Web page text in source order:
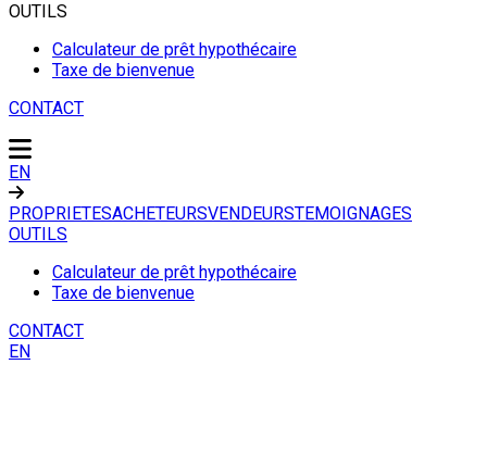
OUTILS
Calculateur de prêt hypothécaire
Taxe de bienvenue
CONTACT
EN
PROPRIETESACHETEURSVENDEURSTEMOIGNAGES
OUTILS
Calculateur de prêt hypothécaire
Taxe de bienvenue
CONTACT
EN